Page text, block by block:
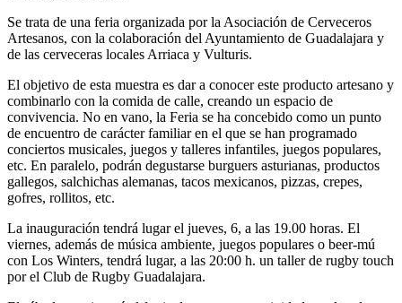
Se trata de una feria organizada por la Asociación de Cerveceros
Artesanos, con la colaboración del Ayuntamiento de Guadalajara y
de las cerveceras locales Arriaca y Vulturis.
El objetivo de esta muestra es dar a conocer este producto artesano y
combinarlo con la comida de calle, creando un espacio de
convivencia. No en vano, la Feria se ha concebido como un punto
de encuentro de carácter familiar en el que se han programado
conciertos musicales, juegos y talleres infantiles, juegos populares,
etc. En paralelo, podrán degustarse burguers asturianas, productos
gallegos, salchichas alemanas, tacos mexicanos, pizzas, crepes,
gofres, rollitos, etc.
La inauguración tendrá lugar el jueves, 6, a las 19.00 horas. El
viernes, además de música ambiente, juegos populares o beer-mú
con Los Winters, tendrá lugar, a las 20:00 h. un taller de rugby touch
por el Club de Rugby Guadalajara.